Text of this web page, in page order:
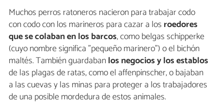
Muchos perros ratoneros nacieron para trabajar codo
con codo con los marineros para cazar a los roedores
que se colaban en los barcos, como belgas schipperke
(cuyo nombre significa "pequeño marinero") o el bichón
maltés. También guardabanlos negocios y los establos
de las plagas de ratas, como el affenpinscher, o bajaban
a las cuevas y las minas para proteger a los trabajadores
de una posible mordedura de estos animales.